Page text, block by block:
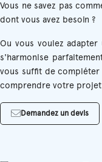
Vous ne savez pas
dont vous avez besoin ?
Ou vous voulez
s'harmonise
vous suffit de
comprendre votre projet
Demandez un devis